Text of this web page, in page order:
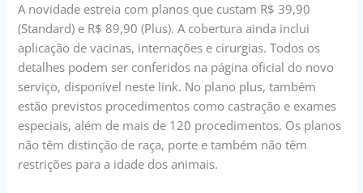
A novidade estreia com planos que custam R$ 39,90
(Standard) e R$ 89,90 (Plus). A cobertura ainda inclui
aplicação de vacinas, internações e cirurgias. Todos os
detalhes podem ser conferidos na página oficial do novo
serviço, disponível neste link. No plano plus, também
estão previstos procedimentos como castração e exames
especiais, além de mais de 120 procedimentos. Os planos
não têm distinção de raça, porte e também não têm
restrições para a idade dos animais.